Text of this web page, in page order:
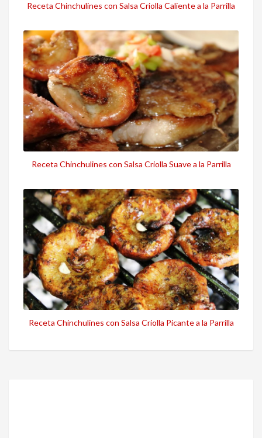
Receta Chinchulines con Salsa Criolla Caliente a la Parrilla
Receta Chinchulines con Salsa Criolla Suave a la Parrilla
Receta Chinchulines con Salsa Criolla Picante a la Parrilla